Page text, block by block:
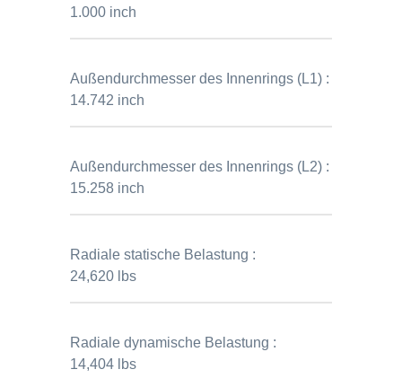
1.000 inch
Außendurchmesser des Innenrings (L1) :
14.742 inch
Außendurchmesser des Innenrings (L2) :
15.258 inch
Radiale statische Belastung :
24,620 lbs
Radiale dynamische Belastung :
14,404 lbs